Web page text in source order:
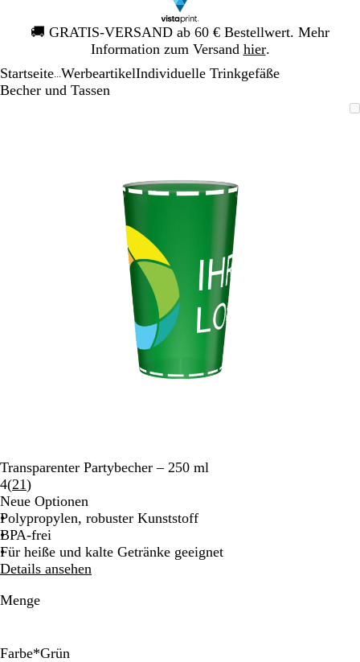
🚚 GRATIS-VERSAND ab 60 € Bestellwert. Mehr
Information zum Versand hier.
Galeriebild
1
Startseite WerbeartikelIndividuelle Trinkgefäße
Becher und Tassen
und
und
Pfeiltasten
zum
Schwenken.
Transparenter Partybecher – 250 ml
4(21Bewertungen
21
lesen
)
Neue Optionen
Polypropylen, robuster Kunststoff
BPA-frei
Für heiße und kalte Getränke geeignet
Details ansehen
Menge
Farbe*Grün